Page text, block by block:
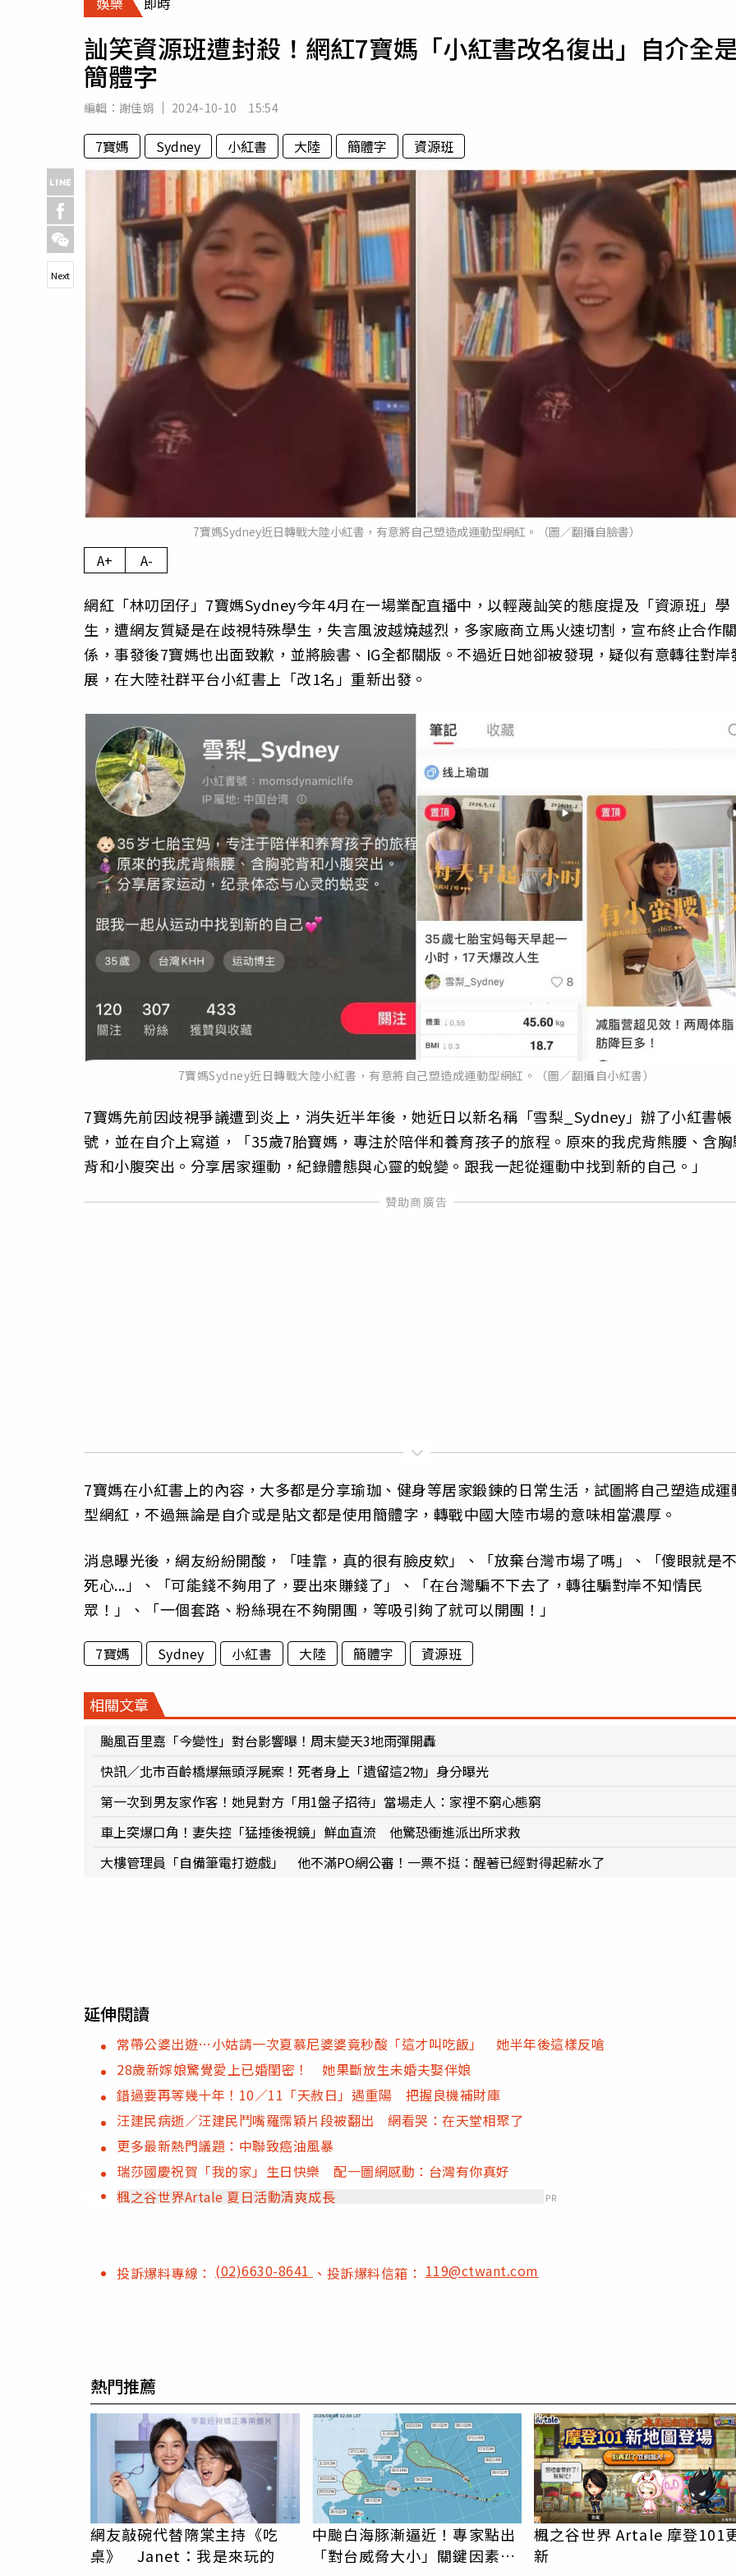
專欄
運勢
訕笑資源班遭封殺！網紅7寶媽「小紅書改名復出」自介全
簡體字
編輯： 謝佳娟 2024-10-10 15:54
7寶媽 Sydney 小紅書 大陸 簡體字 資源班
7寶媽Sydney近日轉戰大陸小紅書，有意將自己塑造成運動型網紅。（圖／翻攝自臉書）
Next
A+ A-
網紅「林叨囝仔」7寶媽Sydney今年4月在一場業配直播中，以輕蔑訕笑的態度提及「資源班」學
生，遭網友質疑是在歧視特殊學生，失言風波越燒越烈，多家廠商立馬火速切割，宣布終止合作
係，事發後7寶媽也出面致歉，並將臉書、IG全都關版。不過近日她卻被發現，疑似有意轉往對岸
展，在大陸社群平台小紅書上「改1名」重新出發。
7寶媽Sydney近日轉戰大陸小紅書，有意將自己塑造成運動型網紅。（圖／翻攝自小紅書）
7寶媽先前因歧視爭議遭到炎上，消失近半年後，她近日以新名稱「雪梨_Sydney」辦了小紅書帳
號，並在自介上寫道，「35歲7胎寶媽，專注於陪伴和養育孩子的旅程。原來的我虎背熊腰、含
背和小腹突出。分享居家運動，紀錄體態與心靈的蛻變。跟我一起從運動中找到新的自己。」
7寶媽在小紅書上的內容，大多都是分享瑜珈、健身等居家鍛鍊的日常生活，試圖將自己塑造成運
型網紅，不過無論是自介或是貼文都是使用簡體字，轉戰中國大陸市場的意味相當濃厚。
消息曝光後，網友紛紛開酸，「哇靠，真的很有臉皮欸」、「放棄台灣市場了嗎」、「傻眼就是
死心...」、「可能錢不夠用了，要出來賺錢了」、「在台灣騙不下去了，轉往騙對岸不知情民
眾！」、「一個套路、粉絲現在不夠開團，等吸引夠了就可以開團！」
7寶媽 Sydney 小紅書 大陸 簡體字 資源班
相關文章
颱風百里嘉「今變性」對台影響曝！周末變天3地雨彈開轟
快訊／北市百齡橋爆無頭浮屍案！死者身上「遺留這2物」身分曝光
第一次到男友家作客！她見對方「用1盤子招待」當場走人：家𥚃不窮心態窮
車上突爆口角！妻失控「猛捶後視鏡」鮮血直流 他驚恐衝進派出所求救
大樓管理員「自備筆電打遊戲」 他不滿PO網公審！一票不挺：醒著已經對得起薪水了
延伸閱讀
常帶公婆出遊…小姑請一次夏慕尼婆婆竟秒酸「這才叫吃飯」 她半年後這樣反嗆
28歲新嫁娘驚覺愛上已婚閨密！ 她果斷放生未婚夫娶伴娘
錯過要再等幾十年！10／11「天赦日」遇重陽 把握良機補財庫
汪建民病逝／汪建民鬥嘴羅霈穎片段被翻出 網看哭：在天堂相聚了
更多最新熱門議題：中聯致癌油風暴
瑞莎國慶祝賀「我的家」生日快樂 配一圖網感動：台灣有你真好
楓之谷世界Artale 夏日活動清爽成長
PR
投訴爆料專線： (02)6630-8641 、投訴爆料信箱：119@ctwant.com
熱門推薦
網友敲碗代替隋棠主持《吃
桌》 Janet：我是來玩的
中颱白海豚漸逼近！專家點出
「對台威脅大小」關鍵因素
楓之谷世界 Artale 摩登101
新
PR